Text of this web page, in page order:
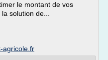
le montant de vos
solution de...
agricole.fr